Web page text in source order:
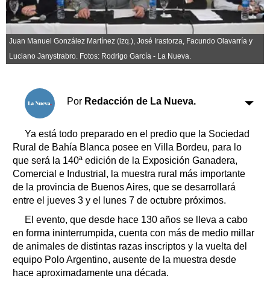
Fúnebres
Suplementos
Servicios
Transportes
Datos Útiles
Fúnebres
Edictos
Teléfonos de urgencia
Juan Manuel González Martínez (izq.), José Irastorza, Facundo Olavarría y
Luciano Janystrabro. Fotos: Rodrigo García - La Nueva.
Por Redacción de La Nueva.
Ya está todo preparado en el predio que la Sociedad
Rural de Bahía Blanca posee en Villa Bordeu, para lo
que será la 140ª edición de la Exposición Ganadera,
Comercial e Industrial, la muestra rural más importante
de la provincia de Buenos Aires, que se desarrollará
entre el jueves 3 y el lunes 7 de octubre próximos.
El evento, que desde hace 130 años se lleva a cabo
en forma ininterrumpida, cuenta con más de medio millar
de animales de distintas razas inscriptos y la vuelta del
equipo Polo Argentino, ausente de la muestra desde
hace aproximadamente una década.